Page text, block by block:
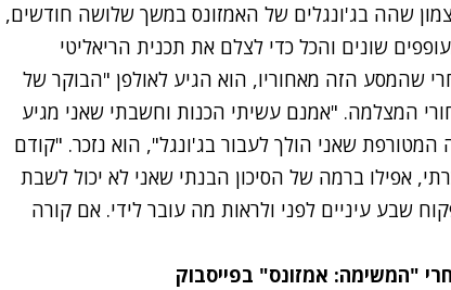
שהה בג'ונגלים של האמזונס במשך שלושה חודשים,
שונים והכל כדי לצלם את תכנית הריאליטי
שהמסע הזה מאחוריו, הוא הגיע לאולפן "הבוקר של
המצלמה. "אמנם עשיתי הכנות וחשבתי שאני מגיע
המטורפת שאני הולך לעבור בג'ונגל", הוא נזכר. "קודם
אפילו ברמה של הסיכון הבנתי שאני לא יכול לשבת
שבע עיניים לפני ולראות מה עובר לידי. אם קורה
"המשימה: אמזונס" בפייסבוק